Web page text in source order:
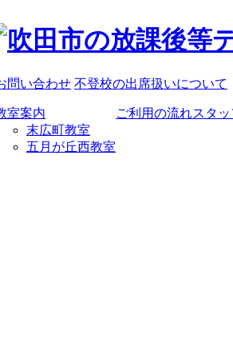
問い合わせ 不登校の出席扱いについて
室案内
末広町教室
五月が丘西教室
ご利用の流れスタ